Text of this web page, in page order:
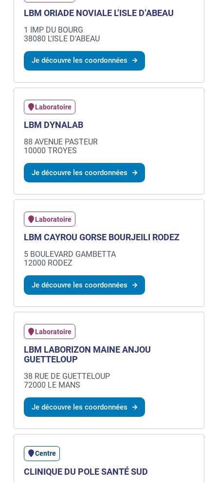
LBM ORIADE NOVIALE L’ISLE D’ABEAU
1 IMP DU BOURG
38080 L'ISLE D'ABEAU
Je découvre les coordonnées
Laboratoire
LBM DYNALAB
88 AVENUE PASTEUR
10000 TROYES
Je découvre les coordonnées
Laboratoire
LBM CAYROU GORSE BOURJEILI RODEZ
5 BOULEVARD GAMBETTA
12000 RODEZ
Je découvre les coordonnées
Laboratoire
LBM LABORIZON MAINE ANJOU
GUETTELOUP
38 RUE DE GUETTELOUP
72000 LE MANS
Je découvre les coordonnées
Centre
CLINIQUE DU POLE SANTÉ SUD